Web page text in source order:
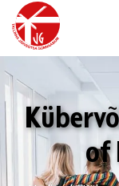
of